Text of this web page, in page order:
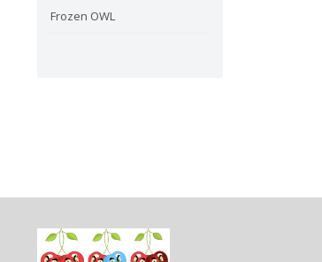
Frozen OWL